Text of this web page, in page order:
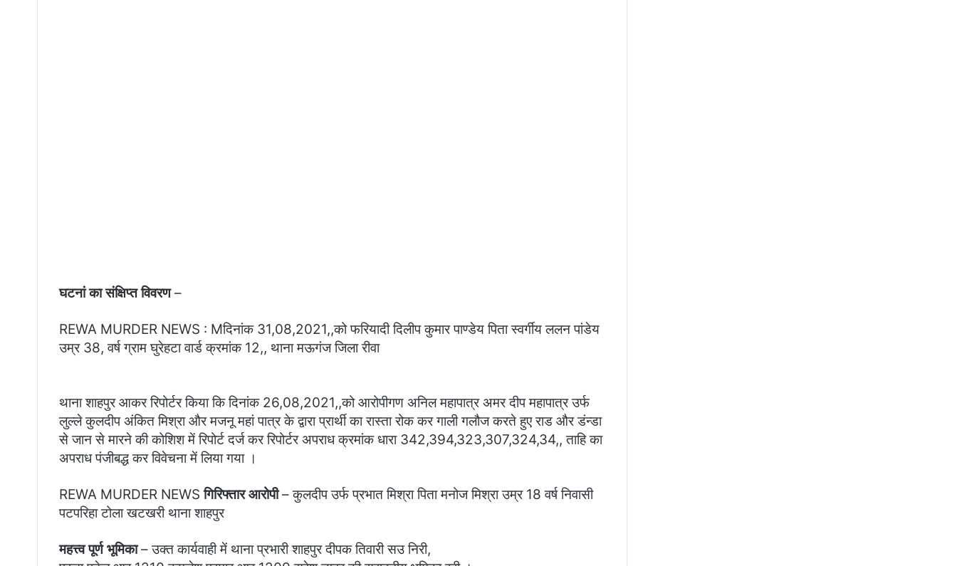
घटनां का संक्षिप्त विवरण–
REWA MURDER NEWS : Mदिनांक 31,08,2021,,को फरियादी दिलीप कुमार पाण्डेय पिता स्वर्गीय ललन पांडेय
उम्र 38, वर्ष ग्राम घुरेहटा वार्ड क्रमांक 12,, थाना मऊगंज जिला रीवा
थाना शाहपुर आकर रिपोर्टर किया कि दिनांक 26,08,2021,,को आरोपीगण अनिल महापात्र अमर दीप महापात्र उर्फ
लुल्ले कुलदीप अंकित मिश्रा और मजनू महां पात्र के द्वारा प्रार्थी का रास्ता रोक कर गाली गलौज करते हुए राड और डंन्डा
से जान से मारने की कोशिश में रिपोर्ट दर्ज कर रिपोर्टर अपराध क्रमांक धारा 342,394,323,307,324,34,, ताहि का
अपराध पंजीबद्ध कर विवेचना में लिया गया ।
REWA MURDER NEWSगिरिफ्तार आरोपी– कुलदीप उर्फ प्रभात मिश्रा पिता मनोज मिश्रा उम्र 18 वर्ष निवासी
पटपरिहा टोला खटखरी थाना शाहपुर
महत्त्व पूर्ण भूमिका– उक्त कार्यवाही में थाना प्रभारी शाहपुर दीपक तिवारी सउ निरी,